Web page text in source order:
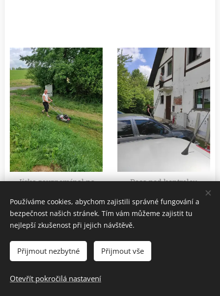
Jirka zavzpomínal na
kočárkem.
Peca pod kontrolou
Brigáda 11.-12.
března 2022
Používáme cookies, abychom zajistili správné fungování a
bezpečnost našich stránek. Tím vám můžeme zajistit tu
nejlepší zkušenost při jejich návštěvě.
Přijmout nezbytné Přijmout vše
Otevřít pokročilá nastavení